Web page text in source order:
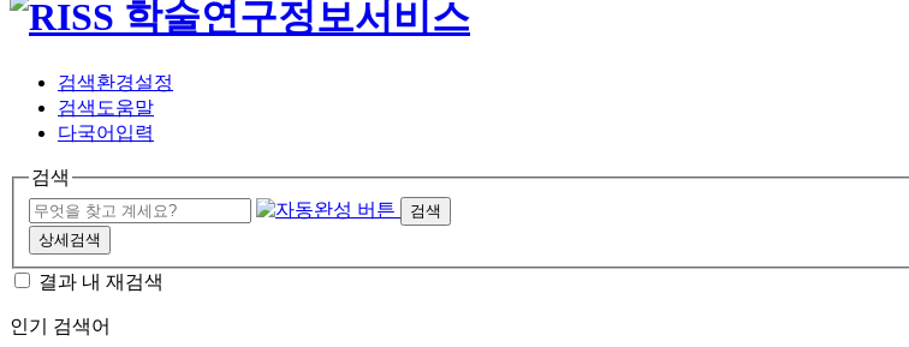
검색환경설정
검색도움말
다국어입력
검색
검색
상세검색
결과 내 재검색
인기 검색어